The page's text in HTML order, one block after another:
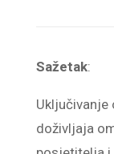
Sažetak:
Uključivanje
doživljaja